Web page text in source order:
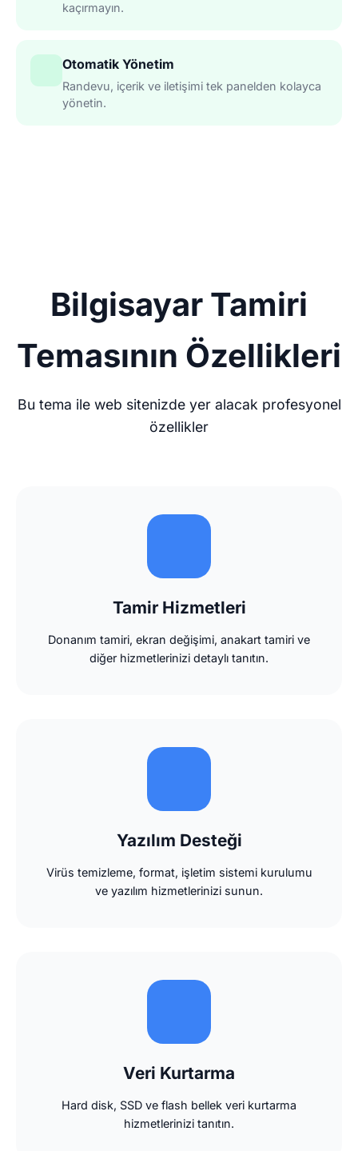
kaçırmayın.
Otomatik Yönetim
Randevu, içerik ve iletişimi tek panelden kolayca
yönetin.
Bilgisayar Tamiri
Temasının Özellikleri
Bu tema ile web sitenizde yer alacak profesyonel
özellikler
Tamir Hizmetleri
Donanım tamiri, ekran değişimi, anakart tamiri ve
diğer hizmetlerinizi detaylı tanıtın.
Yazılım Desteği
Virüs temizleme, format, işletim sistemi kurulumu
ve yazılım hizmetlerinizi sunun.
Veri Kurtarma
Hard disk, SSD ve flash bellek veri kurtarma
hizmetlerinizi tanıtın.